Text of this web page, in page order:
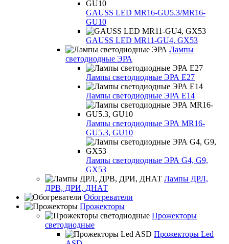
GAUSS LED MR16-GU5.3/MR16-
GU10
GAUSS LED MR11-GU4, GX53
Лампы
светодиодные ЭРА
Лампы светодиодные ЭРА Е27
Лампы светодиодные ЭРА Е14
Лампы светодиодные ЭРА MR16-
GU5.3, GU10
Лампы светодиодные ЭРА G4, G9,
GX53
Лампы ДРЛ,
ДРВ, ДРИ, ДНАТ
Обогреватели
Прожекторы
Прожекторы
светодиодные
Прожекторы Led